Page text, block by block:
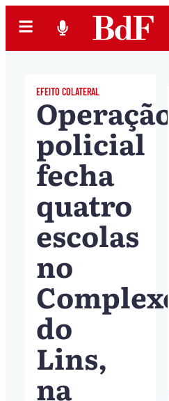
EFEITO COLATERAL
Operação
policial
fecha
quatro
escolas
no
do
Lins,
na